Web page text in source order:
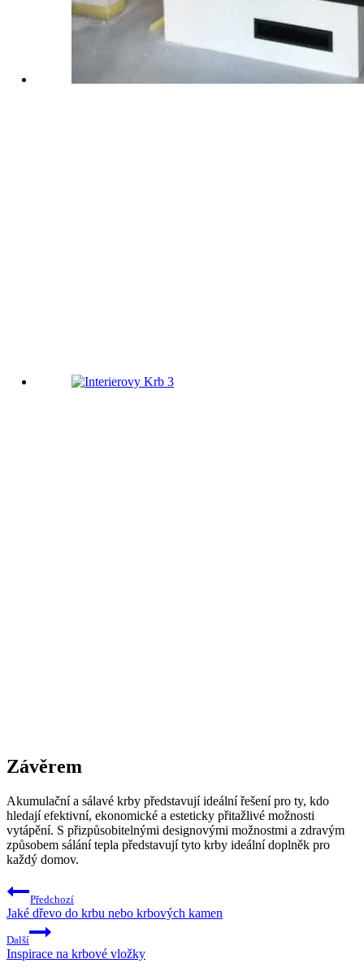
Závěrem
Akumulační a sálavé krby představují ideální řešení pro ty, kdo
hledají efektivní, ekonomické a esteticky přitažlivé možnosti
vytápění. S přizpůsobitelnými designovými možnostmi a zdravým
způsobem sálání tepla představují tyto krby ideální doplněk pro
každý domov.
Navigace
pro
příspěvek
Předchozí
Jaké dřevo do krbu nebo krbových kamen
Další
Inspirace na krbové vložky